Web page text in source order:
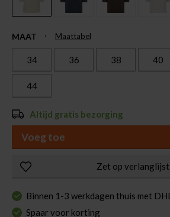
MAAT Maattabel
34 36 38 40
44
Altijd gratis bezorging
Voeg toe
Zet op verlanglijst
Binnen 1-3 werkdagen thuis met DHL
Spaar voor korting